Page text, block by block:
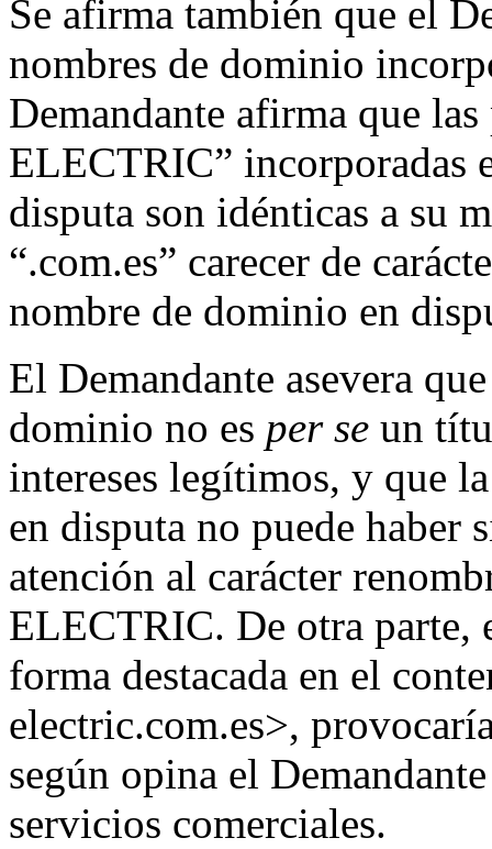
Se afirma también que el
nombres de dominio
Demandante afirma que
ELECTRIC” incorporadas
disputa son idénticas a su
“.com.es” carecer de
nombre de dominio en
El Demandante asevera
dominio no es per se un
intereses legítimos, y que
en disputa no puede haber
atención al carácter
ELECTRIC. De otra parte,
forma destacada en el
electric.com.es>,
según opina el
servicios comerciales.